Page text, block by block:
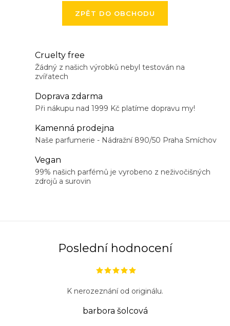
ZPĚT DO OBCHODU
Cruelty free
Žádný z našich výrobků nebyl testován na
zvířatech
Doprava zdarma
Při nákupu nad 1999 Kč platíme dopravu my!
Kamenná prodejna
Naše parfumerie - Nádražní 890/50 Praha Smíchov
Vegan
99% našich parfémů je vyrobeno z neživočišných
zdrojů a surovin
Poslední hodnocení
K nerozeznání od originálu.
barbora šolcová